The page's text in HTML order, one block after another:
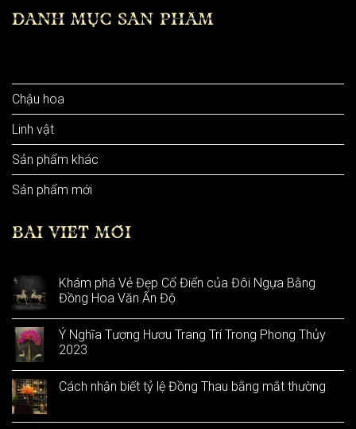
DANH MỤC SẢN PHẨM
Chậu hoa
Linh vật
Sản phẩm khác
Sản phẩm mới
BÀI VIẾT MỚI
Khám phá Vẻ Đẹp Cổ Điển của Đôi Ngựa Bằng
Đồng Hoa Văn Ấn Độ
Ý Nghĩa Tượng Hươu Trang Trí Trong Phong Thủy
2023
Cách nhận biết tỷ lệ Đồng Thau bằng mắt thường